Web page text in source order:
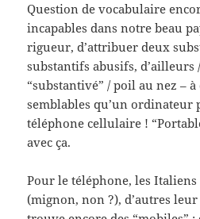
Question de vocabulaire
incapables dans notre beau
rigueur, d’attribuer deux
substantifs abusifs, d’ailleurs
“substantivé” / poil au nez –
semblables qu’un ordinateur
téléphone cellulaire !
avec ça.
Pour le téléphone, les
(mignon, non ?), d’autres